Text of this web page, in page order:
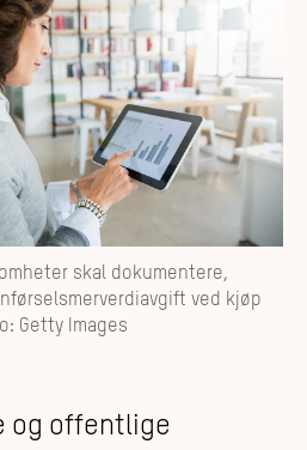
skal dokumentere,
ved kjøp
Getty Images
og offentlige